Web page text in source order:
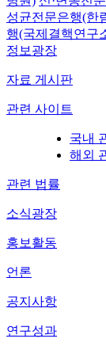
성균전문은행(한
행(국제결핵연구
정보광장
자료 게시판
관련 사이트
국내
해외
관련 법률
소식광장
홍보활동
언론
공지사항
연구성과